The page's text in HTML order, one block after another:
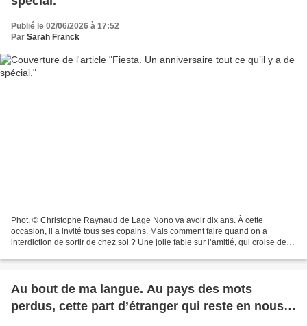
Publié le 02/06/2026 à 17:52
Par Sarah Franck
Phot. © Christophe Raynaud de Lage Nono va avoir dix ans. À cette
occasion, il a invité tous ses copains. Mais comment faire quand on a
interdiction de sortir de chez soi ? Une jolie fable sur l’amitié, qui croise des
Au bout de ma langue. Au pays des mots
perdus, cette part d’étranger qui reste en nous…